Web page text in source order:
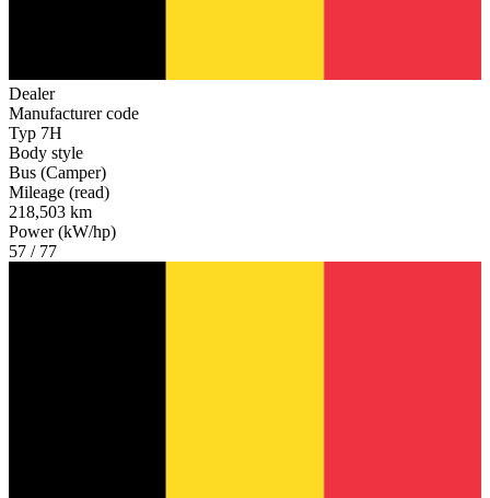
Dealer
Manufacturer code
Typ 7H
Body style
Bus (Camper)
Mileage (read)
218,503 km
Power (kW/hp)
57 / 77